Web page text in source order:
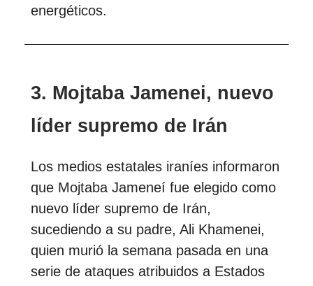
energéticos.
3. Mojtaba Jamenei, nuevo
líder supremo de Irán
Los medios estatales iraníes informaron
que Mojtaba Jameneí fue elegido como
nuevo líder supremo de Irán,
sucediendo a su padre, Ali Khamenei,
quien murió la semana pasada en una
serie de ataques atribuidos a Estados